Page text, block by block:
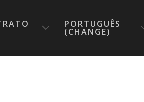
PORTUGUÊS
(CHANGE)